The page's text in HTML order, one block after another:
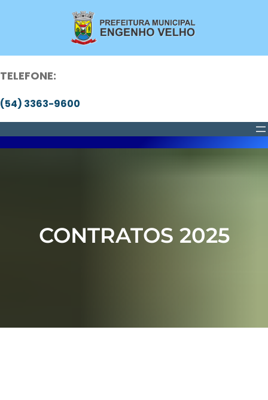
TELEFONE:
(54) 3363-9600
CONTRATOS 2025